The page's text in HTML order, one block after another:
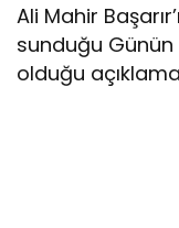
Ali Mahir
sunduğu
olduğu